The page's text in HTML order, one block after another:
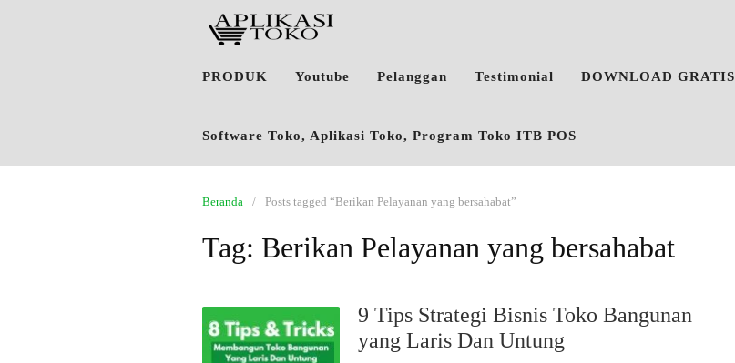
PRODUK Youtube Pelanggan Testimonial DOWNLOAD GRATIS
Software Toko, Aplikasi Toko, Program Toko ITB POS
Beranda Posts tagged “Berikan Pelayanan yang bersahabat”
Tag: Berikan Pelayanan yang bersahabat
9 Tips Strategi Bisnis Toko Bangunan
yang Laris Dan Untung